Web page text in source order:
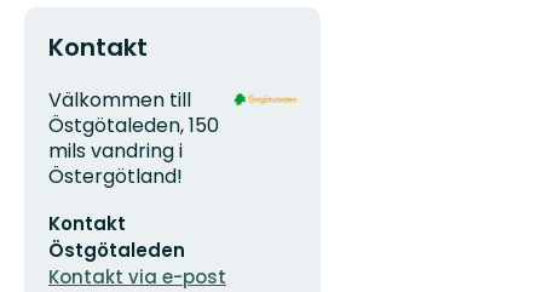
Kontakt
Adress
Välkommen till
Östgötaleden, 150
mils vandring i
Östergötland!
postadress
Kontakt
Östgötaleden
Kontakt via e-post
Organisationens